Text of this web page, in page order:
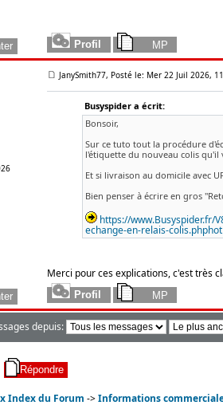
JanySmith77, Posté le: Mer 22 Juil 2026,
Busyspider a écrit:
Bonsoir,
Sur ce tuto tout la procédure
l'étiquette du nouveau colis
Et si livraison au domicile avec
Bien penser à écrire en gros
https://www.Busyspider.fr/
echange-en-relais-colis.php
Merci pour ces explications, c'est très
depuis:
Index du Forum ->Informations